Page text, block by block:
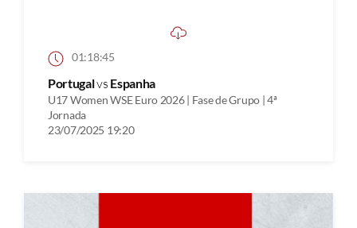
01:18:45
Portugalvs Espanha
U17 Women WSE Euro 2026 | Fase de Grupo | 4ª
Jornada
23/07/2025 19:20